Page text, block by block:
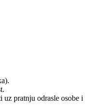
pratnju odrasle osobe i